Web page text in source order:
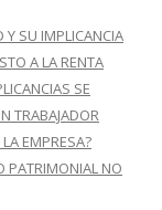
Y SU IMPLICANCIA
A LA RENTA
SE
TRABAJADOR
EMPRESA?
PATRIMONIAL NO